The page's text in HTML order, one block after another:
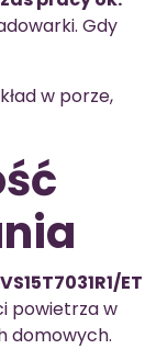
Gdy
w porze,
ET
powietrza w
domowych.